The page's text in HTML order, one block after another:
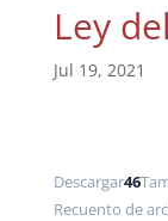
Ley
Jul 19, 2021
Descargar46
Recuento de